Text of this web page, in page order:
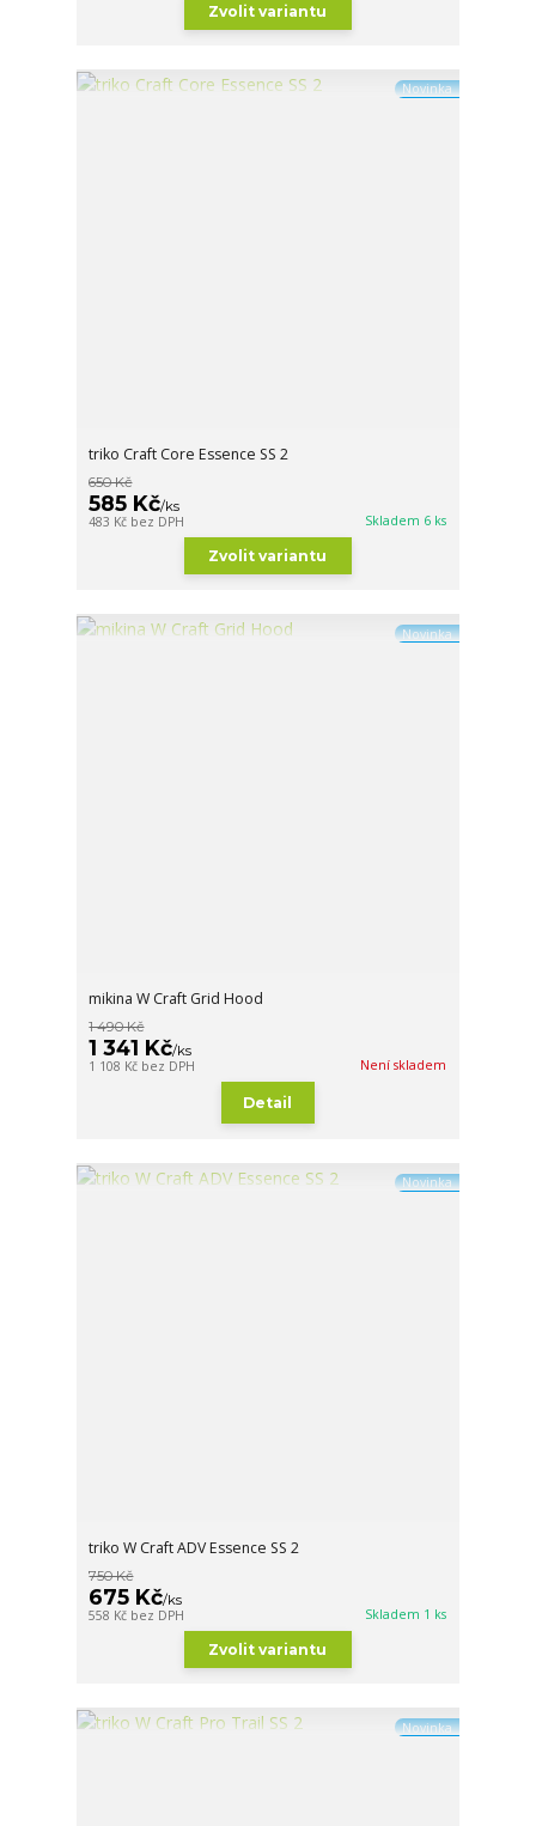
Zvolit variantu
Novinka
triko Craft Core Essence SS 2
650 Kč
585 Kč/ks
483 Kč bez DPH Skladem 6 ks
Zvolit variantu
Novinka
mikina W Craft Grid Hood
1 490 Kč
1 341 Kč/ks
1 108 Kč bez DPH Není skladem
Detail
Novinka
triko W Craft ADV Essence SS 2
750 Kč
675 Kč/ks
558 Kč bez DPH Skladem 1 ks
Zvolit variantu
Novinka